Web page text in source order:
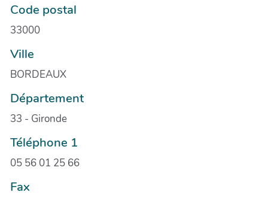
Code postal
33000
Ville
BORDEAUX
Département
33 - Gironde
Téléphone 1
05 56 01 25 66
Fax